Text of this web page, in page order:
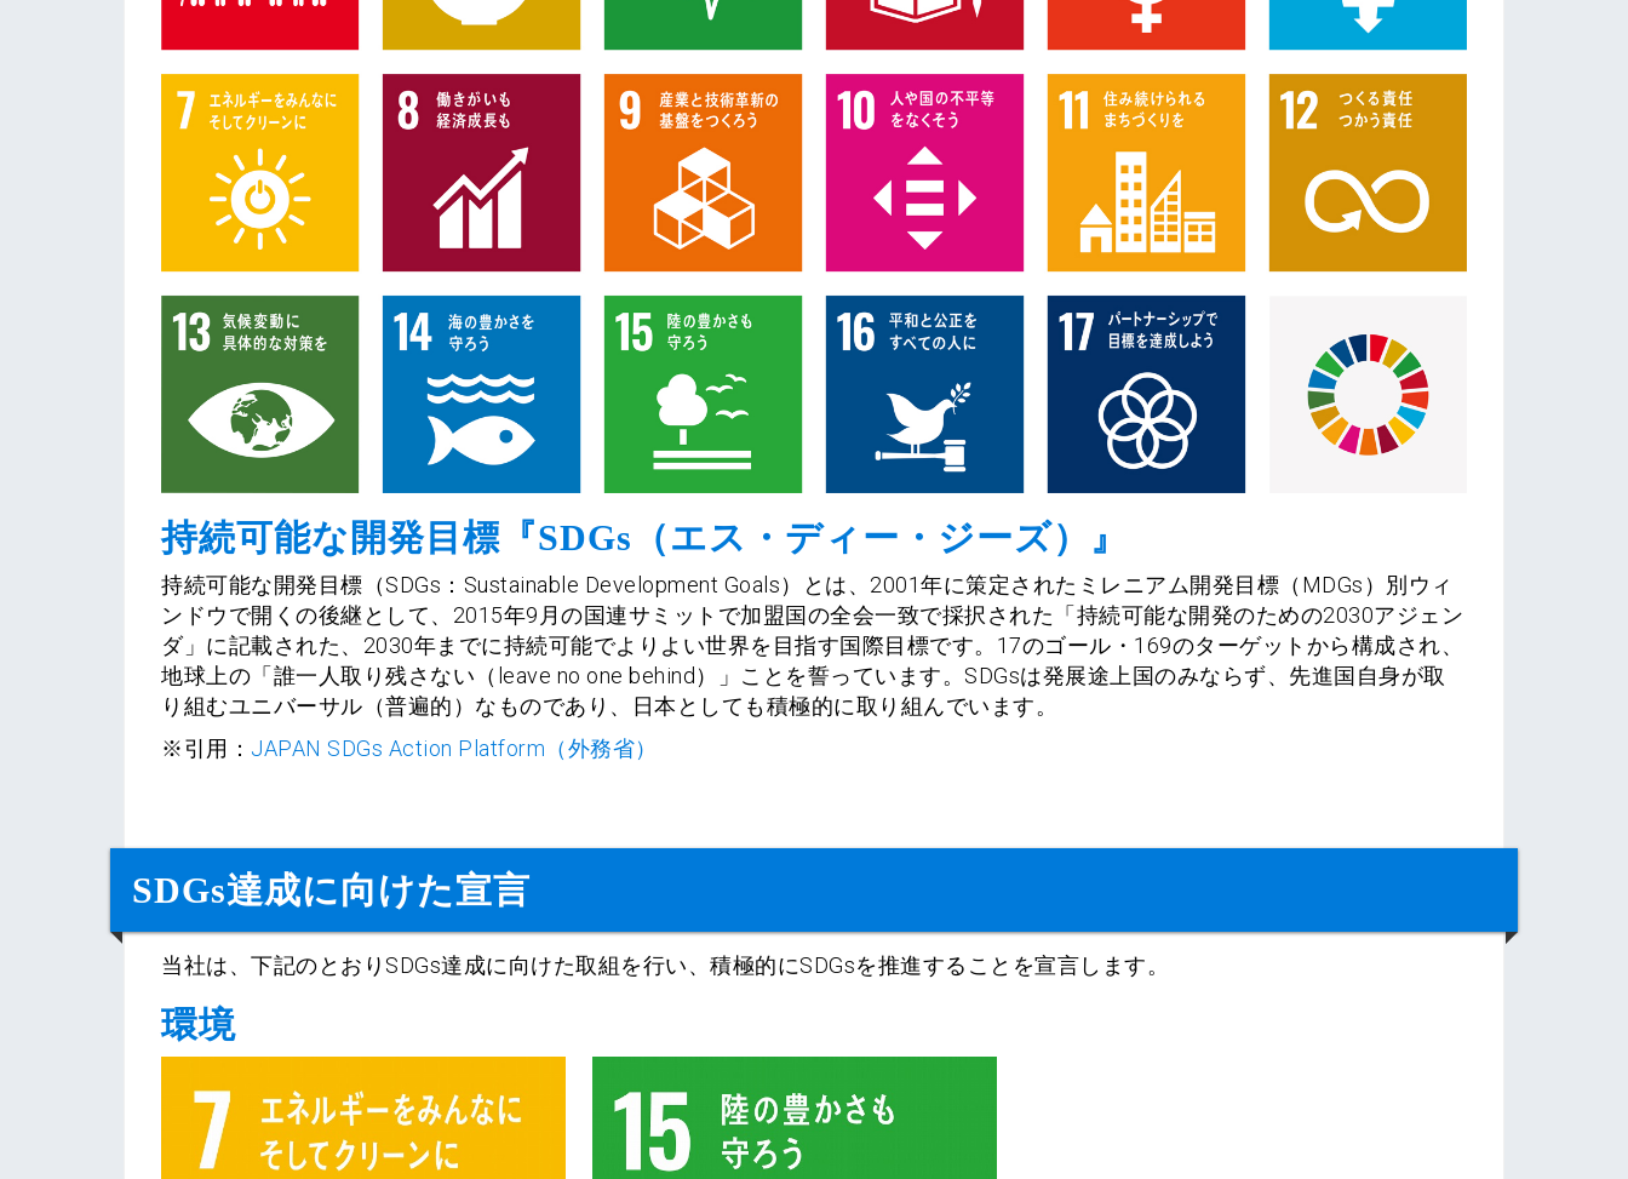
持続可能な開発目標『SDGs（エス・ディー・ジーズ）』
持続可能な開発目標（SDGs：Sustainable Development Goals）とは、2001年に策定されたミレニアム開発目標（MDGs）別ウィ
ンドウで開くの後継として、2015年9月の国連サミットで加盟国の全会一致で採択された「持続可能な開発のための2030アジェン
ダ」に記載された、2030年までに持続可能でよりよい世界を目指す国際目標です。17のゴール・169のターゲットから構成され、
地球上の「誰一人取り残さない（leave no one behind）」ことを誓っています。SDGsは発展途上国のみならず、先進国自身が取
り組むユニバーサル（普遍的）なものであり、日本としても積極的に取り組んでいます。
※引用： JAPAN SDGs Action Platform（外務省）
SDGs達成に向けた宣言
当社は、下記のとおりSDGs達成に向けた取組を行い、積極的にSDGsを推進することを宣言します。
環境